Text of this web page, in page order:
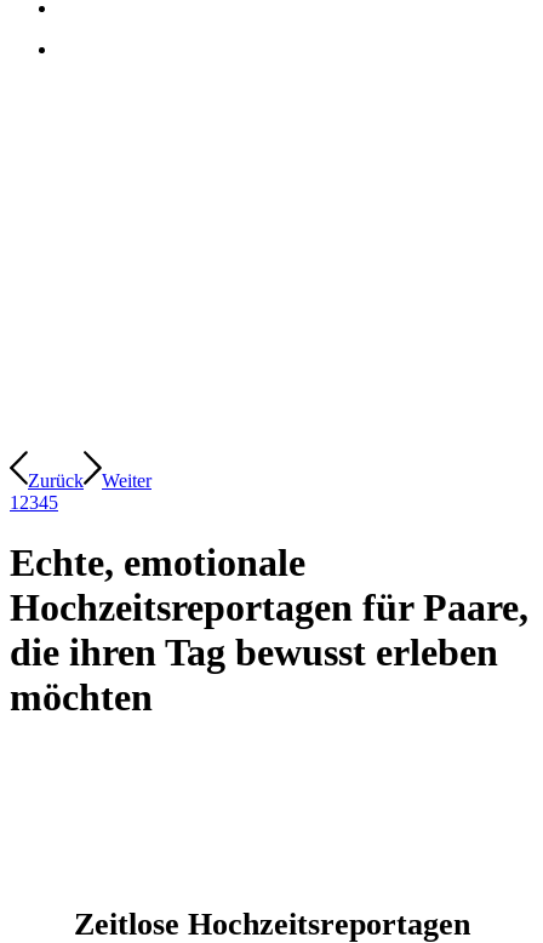
Zurück
Weiter
1 2345
Echte, emotionale
Hochzeitsreportagen für Paare,
die ihren Tag bewusst erleben
möchten
Zeitlose Hochzeitsreportagen